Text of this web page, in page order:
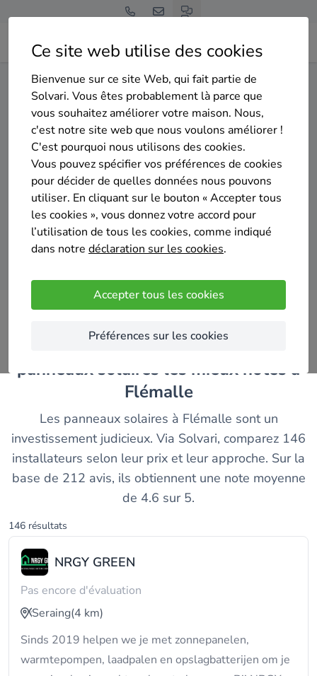
Ce site web utilise des cookies
Bienvenue sur ce site Web, qui fait partie de
Solvari. Vous êtes probablement là parce que
vous souhaitez améliorer votre maison. Nous,
c'est notre site web que nous voulons améliorer !
C'est pourquoi nous utilisons des cookies.
Vous pouvez spécifier vos préférences de cookies
pour décider de quelles données nous pouvons
utiliser. En cliquant sur le bouton « Accepter tous
les cookies », vous donnez votre accord pour
l’utilisation de tous les cookies, comme indiqué
dans notre déclaration sur les cookies.
Accepter tous les cookies
Préférences sur les cookies
Home Panneaux solaires Liège Flémalle
Gratuit et sans engagement
Top 20 des installateurs de
panneaux solaires à Flémalle
Comparer des devis
panneaux solaires les mieux notés à
Flémalle
Les panneaux solaires à Flémalle sont un
investissement judicieux. Via Solvari, comparez 146
installateurs selon leur prix et leur approche. Sur la
base de 212 avis, ils obtiennent une note moyenne
de 4.6 sur 5.
146 résultats
NRGY GREEN
Pas encore d'évaluation
Seraing(4 km)
Sinds 2019 helpen we je met zonnepanelen,
warmtepompen, laadpalen en opslagbatterijen om je